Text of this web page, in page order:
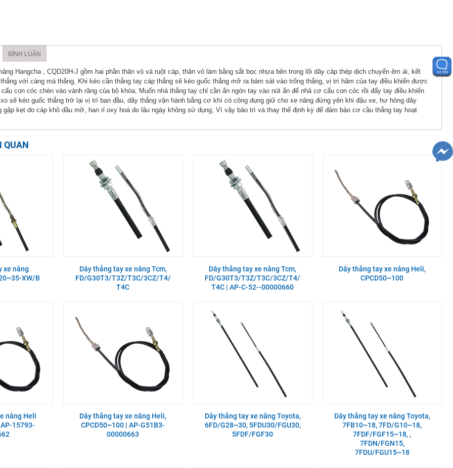
BÌNH LUẬN
Hangcha , CQD20H-J gồm hai phần thân vỏ và ruột cáp, thân vỏ làm bằng sắt bọc nhựa bên trong lõi dây cáp thép dịch chuyển êm ái, kết
với càng má thắng, Khi kéo cần thắng tay cáp thắng sẽ kéo guốc thắng mỡ ra bám sát vào trống thắng, vị trí hãm của tay điều khiển được
con cóc chèn vào vành răng của bộ khóa, Muốn nhả thắng tay chỉ cần ấn ngón tay vào nút ấn để nhả cơ cấu con cóc rồi đẩy tay điều khiển
sẽ kéo guốc thắng trở lại vị trí ban đầu, dây thắng vận hành bắng cơ khí có công dụng giữ cho xe nâng đứng yên khi đậu xe, hư hỏng dây
gặp kẹt do cáp khô dầu mỡ, han rỉ oxy hoá do lâu ngày không sử dụng, Vì vậy bảo trì và thay thế định kỳ để đảm bảo cơ cầu thắng tay hoạt
QUAN
xe nâng
XW/B
Dây thắng tay xe nâng Tcm,
FD/G30T3/T3Z/T3C/3CZ/T4/
T4C
Dây thắng tay xe nâng Tcm,
FD/G30T3/T3Z/T3C/3CZ/T4/
T4C | AP-C-52--00000660
Dây thắng tay xe nâng Heli,
CPCD50~100
nâng Heli
15793-
Dây thắng tay xe nâng Heli,
CPCD50~100 | AP-G51B3-
00000663
Dây thắng tay xe nâng Toyota,
6FD/G28~30, 5FDU30/FGU30,
5FDF/FGF30
Dây thắng tay xe nâng Toyota,
7FB10~18, 7FD/G10~18,
7FDF/FGF15~18, ,
7FDN/FGN15,
7FDU/FGU15~18